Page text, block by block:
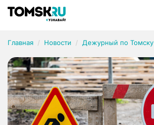
Главная Новости Дежурный по Томску